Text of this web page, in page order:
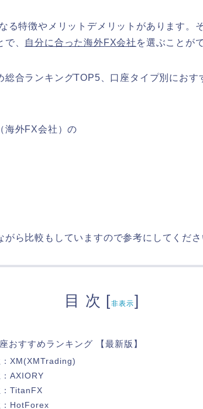
る特徴やメリットデメリットがあります。
、 自分に合った海外FX会社 を選ぶことが
総合ランキングTOP5、口座タイプ別におす
海外FX会社）の
がら比較もしていますので参考にしてくださ
目 次 [非表示]
おすすめランキング 【最新版】
XM(XMTrading)
AXIORY
TitanFX
：HotForex